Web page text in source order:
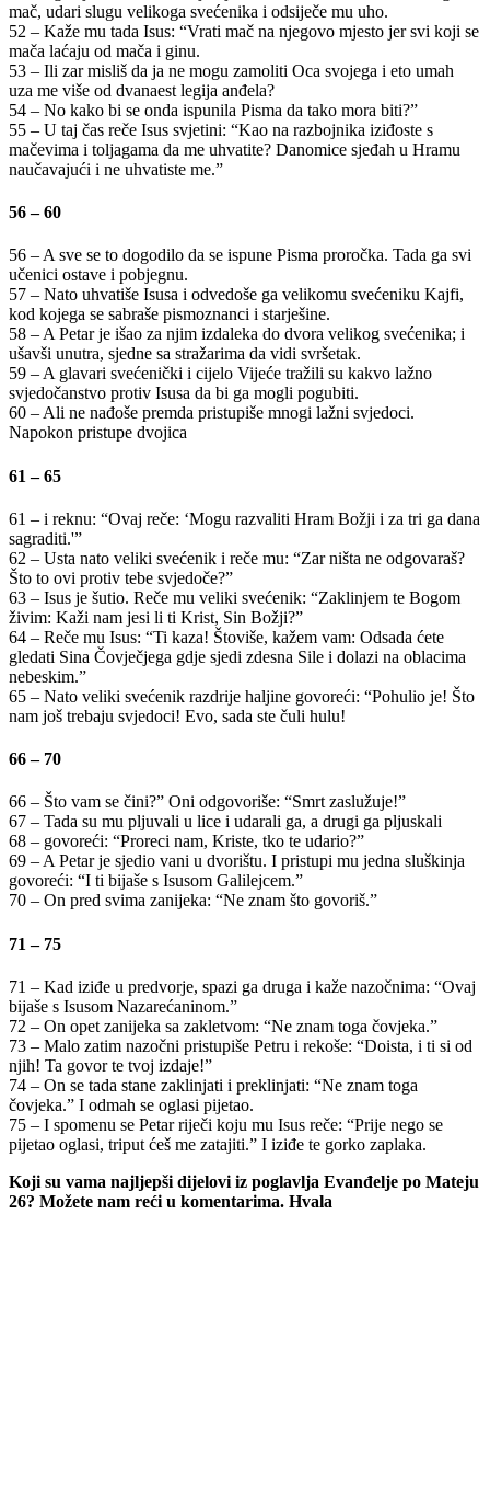
mač, udari slugu velikoga svećenika i odsiječe mu uho.
52 – Kaže mu tada Isus: “Vrati mač na njegovo mjesto jer svi koji se
mača laćaju od mača i ginu.
53 – Ili zar misliš da ja ne mogu zamoliti Oca svojega i eto umah
uza me više od dvanaest legija anđela?
54 – No kako bi se onda ispunila Pisma da tako mora biti?”
55 – U taj čas reče Isus svjetini: “Kao na razbojnika iziđoste s
mačevima i toljagama da me uhvatite? Danomice sjeđah u Hramu
naučavajući i ne uhvatiste me.”
56 – 60
56 – A sve se to dogodilo da se ispune Pisma proročka. Tada ga svi
učenici ostave i pobjegnu.
57 – Nato uhvatiše Isusa i odvedoše ga velikomu svećeniku Kajfi,
kod kojega se sabraše pismoznanci i starješine.
58 – A Petar je išao za njim izdaleka do dvora velikog svećenika; i
ušavši unutra, sjedne sa stražarima da vidi svršetak.
59 – A glavari svećenički i cijelo Vijeće tražili su kakvo lažno
svjedočanstvo protiv Isusa da bi ga mogli pogubiti.
60 – Ali ne nađoše premda pristupiše mnogi lažni svjedoci.
Napokon pristupe dvojica
61 – 65
61 – i reknu: “Ovaj reče: ‘Mogu razvaliti Hram Božji i za tri ga dana
sagraditi.'”
62 – Usta nato veliki svećenik i reče mu: “Zar ništa ne odgovaraš?
Što to ovi protiv tebe svjedoče?”
63 – Isus je šutio. Reče mu veliki svećenik: “Zaklinjem te Bogom
živim: Kaži nam jesi li ti Krist, Sin Božji?”
64 – Reče mu Isus: “Ti kaza! Štoviše, kažem vam: Odsada ćete
gledati Sina Čovječjega gdje sjedi zdesna Sile i dolazi na oblacima
nebeskim.”
65 – Nato veliki svećenik razdrije haljine govoreći: “Pohulio je! Što
nam još trebaju svjedoci! Evo, sada ste čuli hulu!
66 – 70
66 – Što vam se čini?” Oni odgovoriše: “Smrt zaslužuje!”
67 – Tada su mu pljuvali u lice i udarali ga, a drugi ga pljuskali
68 – govoreći: “Proreci nam, Kriste, tko te udario?”
69 – A Petar je sjedio vani u dvorištu. I pristupi mu jedna sluškinja
govoreći: “I ti bijaše s Isusom Galilejcem.”
70 – On pred svima zanijeka: “Ne znam što govoriš.”
71 – 75
71 – Kad iziđe u predvorje, spazi ga druga i kaže nazočnima: “Ovaj
bijaše s Isusom Nazarećaninom.”
72 – On opet zanijeka sa zakletvom: “Ne znam toga čovjeka.”
73 – Malo zatim nazočni pristupiše Petru i rekoše: “Doista, i ti si od
njih! Ta govor te tvoj izdaje!”
74 – On se tada stane zaklinjati i preklinjati: “Ne znam toga
čovjeka.” I odmah se oglasi pijetao.
75 – I spomenu se Petar riječi koju mu Isus reče: “Prije nego se
pijetao oglasi, triput ćeš me zatajiti.” I iziđe te gorko zaplaka.
Koji su vama najljepši dijelovi iz poglavlja Evanđelje po Mateju
26? Možete nam reći u komentarima. Hvala